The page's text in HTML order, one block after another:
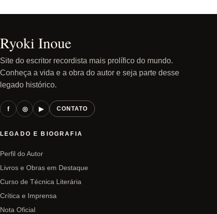
Ryoki Inoue
Site do escritor recordista mais prolífico do mundo.
Conheça a vida e a obra do autor e seja parte desse
legado histórico.
f ◎ ▶ CONTATO
LEGADO E BIOGRAFIA
Perfil do Autor
Livros e Obras em Destaque
Curso de Técnica Literária
Crítica e Imprensa
Nota Oficial